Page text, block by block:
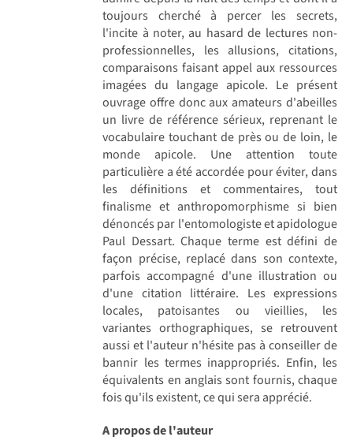
toujours cherché à percer les secrets,
l'incite à noter, au hasard de lectures non-
professionnelles, les allusions, citations,
comparaisons faisant appel aux ressources
imagées du langage apicole. Le présent
ouvrage offre donc aux amateurs d'abeilles
un livre de référence sérieux, reprenant le
vocabulaire touchant de près ou de loin, le
monde apicole. Une attention toute
particulière a été accordée pour éviter, dans
les définitions et commentaires, tout
finalisme et anthropomorphisme si bien
dénoncés par l'entomologiste et apidologue
Paul Dessart. Chaque terme est défini de
façon précise, replacé dans son contexte,
parfois accompagné d'une illustration ou
d'une citation littéraire. Les expressions
locales, patoisantes ou vieillies, les
variantes orthographiques, se retrouvent
aussi et l'auteur n'hésite pas à conseiller de
bannir les termes inappropriés. Enfin, les
équivalents en anglais sont fournis, chaque
fois qu'ils existent, ce qui sera apprécié.
A propos de l'auteur